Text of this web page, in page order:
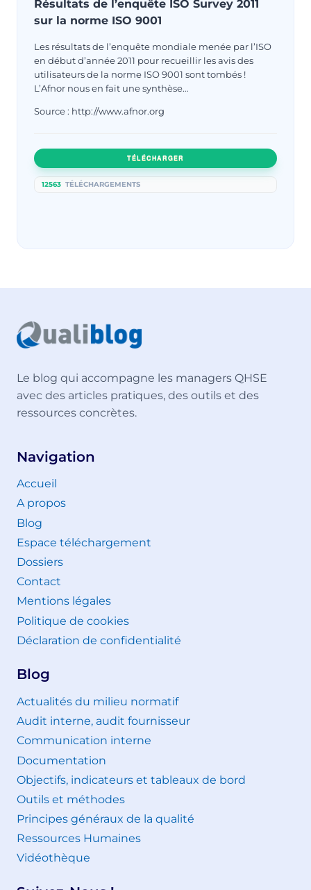
Résultats de l’enquête ISO Survey 2011
sur la norme ISO 9001
Les résultats de l’enquête mondiale menée par l’ISO
en début d’année 2011 pour recueillir les avis des
utilisateurs de la norme ISO 9001 sont tombés !
L’Afnor nous en fait une synthèse…
Source : http://www.afnor.org
TÉLÉCHARGER
12563 TÉLÉCHARGEMENTS
Le blog qui accompagne les managers QHSE
avec des articles pratiques, des outils et des
ressources concrètes.
Navigation
Accueil
A propos
Blog
Espace téléchargement
Dossiers
Contact
Mentions légales
Politique de cookies
Déclaration de confidentialité
Blog
Actualités du milieu normatif
Audit interne, audit fournisseur
Communication interne
Documentation
Objectifs, indicateurs et tableaux de bord
Outils et méthodes
Principes généraux de la qualité
Ressources Humaines
Vidéothèque